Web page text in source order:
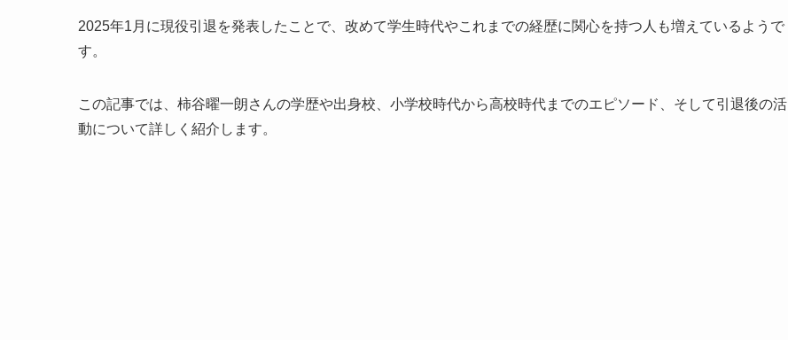
2025年1月に現役引退を発表したことで、改めて学生時代やこれまでの経歴に関心を持つ人も増えているようで
す。
この記事では、柿谷曜一朗さんの学歴や出身校、小学校時代から高校時代までのエピソード、そして引退後の活
動について詳しく紹介します。